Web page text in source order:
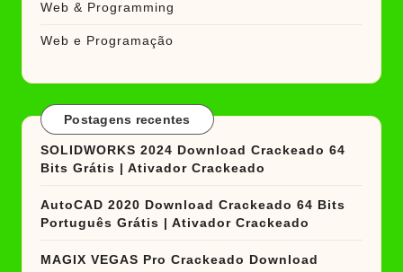
Web & Programming
Web e Programação
Postagens recentes
SOLIDWORKS 2024 Download Crackeado 64
Bits Grátis | Ativador Crackeado
AutoCAD 2020 Download Crackeado 64 Bits
Português Grátis | Ativador Crackeado
MAGIX VEGAS Pro Crackeado Download